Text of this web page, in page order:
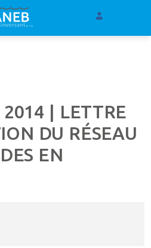
2014 | LETTRE
DU RÉSEAU
EN